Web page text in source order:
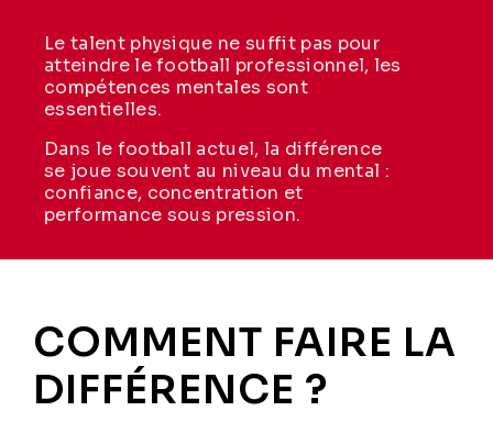
Le talent physique ne suffit pas pour
atteindre le football professionnel, les
compétences mentales sont
essentielles.
Dans le football actuel, la différence
se joue souvent au niveau du mental :
confiance, concentration et
performance sous pression.
COMMENT FAIRE LA
DIFFÉRENCE ?